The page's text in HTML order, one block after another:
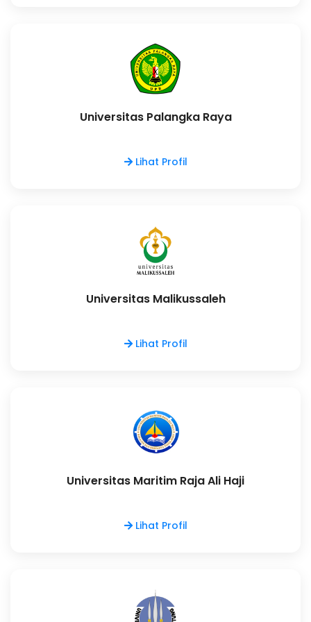
Universitas Palangka Raya
Lihat Profil
Universitas Malikussaleh
Lihat Profil
Universitas Maritim Raja Ali Haji
Lihat Profil